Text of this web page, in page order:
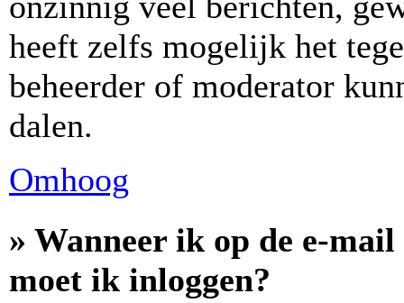
heeft zelfs mogelijk het
beheerder of moderator
dalen.
Omhoog
» Wanneer ik op de e-
moet ik inloggen?